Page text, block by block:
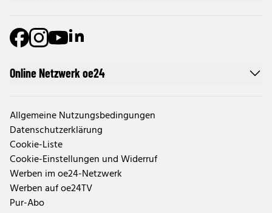
Online Netzwerk oe24
Allgemeine Nutzungsbedingungen
Datenschutzerklärung
Cookie-Liste
Cookie-Einstellungen und Widerruf
Werben im oe24-Netzwerk
Werben auf oe24TV
Pur-Abo